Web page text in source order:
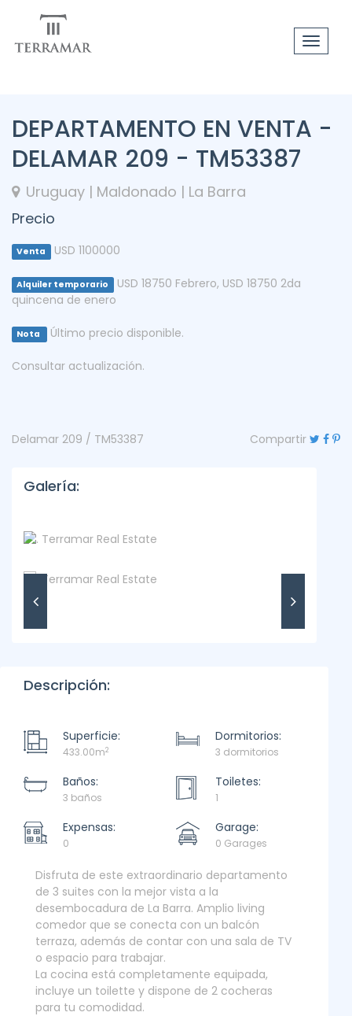
Toggle
DEPARTAMENTO EN VENTA -
DELAMAR 209 - TM53387
Uruguay | Maldonado | La Barra
Precio
Venta USD 1100000
Alquiler temporario USD 18750 Febrero, USD 18750 2da
quincena de enero
Nota Último precio disponible.
Consultar actualización.
Delamar 209 / TM53387 Compartir
Galería:
Descripción:
Superficie:
433.00m2
Dormitorios:
3 dormitorios
Baños:
3 baños
Toiletes:
1
Expensas:
0
Garage:
0 Garages
Disfruta de este extraordinario departamento
de 3 suites con la mejor vista a la
desembocadura de La Barra. Amplio living
comedor que se conecta con un balcón
terraza, además de contar con una sala de TV
o espacio para trabajar.
La cocina está completamente equipada,
incluye un toilette y dispone de 2 cocheras
para tu comodidad.